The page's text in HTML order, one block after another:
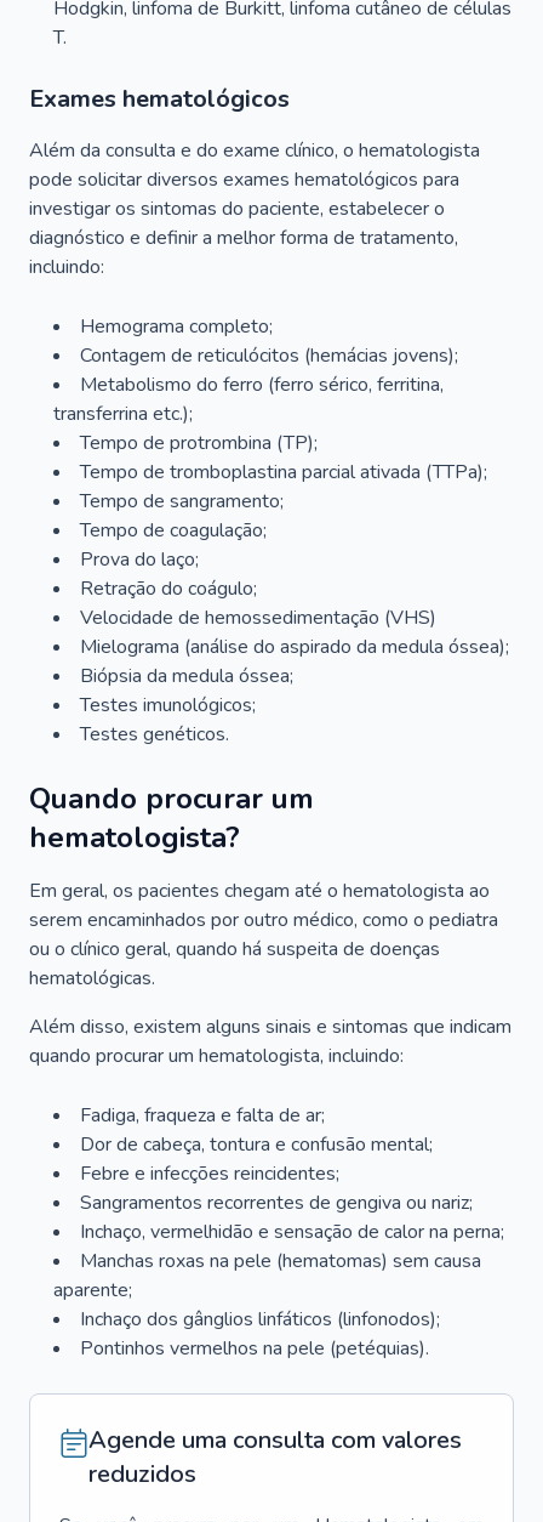
Hodgkin, linfoma de Burkitt, linfoma cutâneo de células
T.
Exames hematológicos
Além da consulta e do exame clínico, o hematologista
pode solicitar diversos exames hematológicos para
investigar os sintomas do paciente, estabelecer o
diagnóstico e definir a melhor forma de tratamento,
incluindo:
Hemograma completo;
Contagem de reticulócitos (hemácias jovens);
Metabolismo do ferro (ferro sérico, ferritina,
transferrina etc.);
Tempo de protrombina (TP);
Tempo de tromboplastina parcial ativada (TTPa);
Tempo de sangramento;
Tempo de coagulação;
Prova do laço;
Retração do coágulo;
Velocidade de hemossedimentação (VHS)
Mielograma (análise do aspirado da medula óssea);
Biópsia da medula óssea;
Testes imunológicos;
Testes genéticos.
Quando procurar um
hematologista?
Em geral, os pacientes chegam até o hematologista ao
serem encaminhados por outro médico, como o pediatra
ou o clínico geral, quando há suspeita de doenças
hematológicas.
Além disso, existem alguns sinais e sintomas que indicam
quando procurar um hematologista, incluindo:
Fadiga, fraqueza e falta de ar;
Dor de cabeça, tontura e confusão mental;
Febre e infecções reincidentes;
Sangramentos recorrentes de gengiva ou nariz;
Inchaço, vermelhidão e sensação de calor na perna;
Manchas roxas na pele (hematomas) sem causa
aparente;
Inchaço dos gânglios linfáticos (linfonodos);
Pontinhos vermelhos na pele (petéquias).
Agende uma consulta com valores
reduzidos